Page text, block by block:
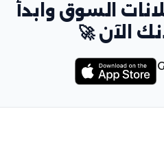
السوق وابدأ
الآن 🚀